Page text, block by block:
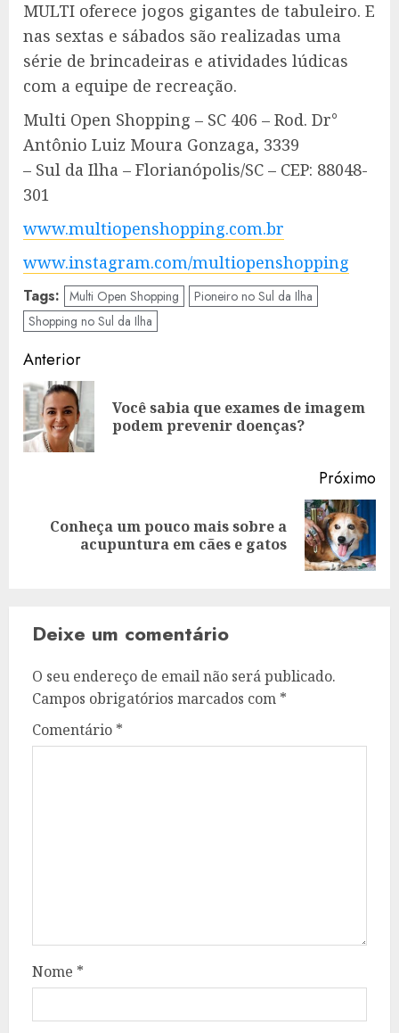
MULTI oferece jogos gigantes de tabuleiro. E
nas sextas e sábados são realizadas uma
série de brincadeiras e atividades lúdicas
com a equipe de recreação.
Multi Open Shopping – SC 406 – Rod. Dr°
Antônio Luiz Moura Gonzaga, 3339
– Sul da Ilha – Florianópolis/SC – CEP: 88048-
301
www.multiopenshopping.com.br
www.instagram.com/multiopenshopping
Tags: Multi Open Shopping
Pioneiro no Sul da Ilha
Shopping no Sul da Ilha
Navegação
de
artigos
Anterior
Você sabia que exames de imagem
podem prevenir doenças?
Próximo
Artigo
seguinte:
Conheça um pouco mais sobre a
acupuntura em cães e gatos
Deixe um comentário
O seu endereço de email não será publicado.
Campos obrigatórios marcados com *
Comentário *
Nome *